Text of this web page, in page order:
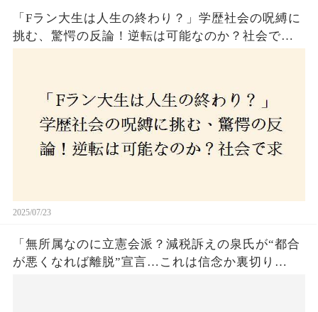
「Fラン大生は人生の終わり？」学歴社会の呪縛に
挑む、驚愕の反論！逆転は可能なのか？社会で求
2025/07/23
「無所属なのに立憲会派？減税訴えの泉氏が“都合
が悪くなれば離脱”宣言…これは信念か裏切り